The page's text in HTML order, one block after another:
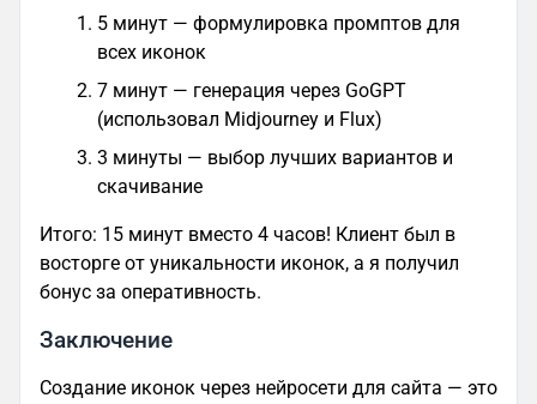
5 минут — формулировка промптов для
всех иконок
7 минут — генерация через GoGPT
(использовал Midjourney и Flux)
3 минуты — выбор лучших вариантов и
скачивание
Итого: 15 минут вместо 4 часов! Клиент был в
восторге от уникальности иконок, а я получил
бонус за оперативность.
Заключение
Создание иконок через нейросети для сайта — это